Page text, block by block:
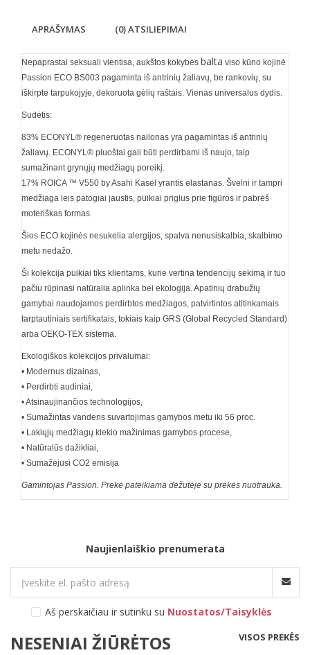
APRAŠYMAS (0) ATSILIEPIMAI
Nepaprastai seksuali vientisa, aukštos kokybės balta viso kūno kojinė
Passion ECO BS003 pagaminta iš antrinių žaliavų, be rankovių, su
iškirpte tarpukojyje, dekoruota gėlių raštais. Vienas universalus dydis.
Sudėtis:
83% ECONYL® regeneruotas nailonas yra pagamintas iš antrinių
žaliavų. ECONYL® pluoštai gali būti perdirbami iš naujo, taip
sumažinant grynųjų medžiagų poreikį.
17% ROICA ™ V550 by Asahi Kasel yrantis elastanas. Švelni ir tampri
medžiaga leis patogiai jaustis, puikiai priglus prie figūros ir pabrėš
moteriškas formas.
Šios ECO kojinės nesukelia alergijos, spalva nenusiskalbia, skalbimo
metu nedažo.
Ši kolekcija puikiai tiks klientams, kurie vertina tendencijų sekimą ir tuo
pačiu rūpinasi natūralia aplinka bei ekologija. Apatinių drabužių
gamybai naudojamos perdirbtos medžiagos, patvirtintos atitinkamais
tarptautiniais sertifikatais, tokiais kaip GRS (Global Recycled Standard)
arba OEKO-TEX sistema.
Ekologiškos kolekcijos privalumai:
• Modernus dizainas,
• Perdirbti audiniai,
• Atsinaujinančios technologijos,
• Sumažintas vandens suvartojimas gamybos metu iki 56 proc.
• Lakiųjų medžiagų kiekio mažinimas gamybos procese,
• Natūralūs dažikliai,
• Sumažėjusi CO2 emisija
Gamintojas Passion. Prekė pateikiama dėžutėje su prekės nuotrauka.
Naujienlaiškio prenumerata
Aš perskaičiau ir sutinku su Nuostatos/Taisyklės
NESENIAI ŽIŪRĖTOS VISOS PREKĖS